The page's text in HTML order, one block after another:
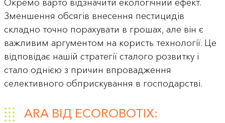
Окремо варто відзначити екологічний ефект.
Зменшення обсягів внесення пестицидів
складно точно порахувати в грошах, але він є
важливим аргументом на користь технології. Це
відповідає нашій стратегії сталого розвитку і
стало однією з причин впровадження
селективного обприскування в господарстві.
ARA ВІД ECOROBOTIX: